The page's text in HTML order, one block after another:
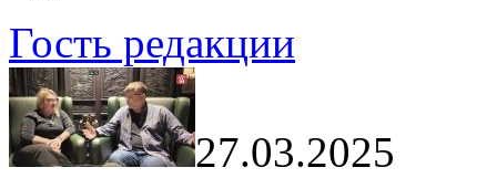
Гость редакции
27.03.2025